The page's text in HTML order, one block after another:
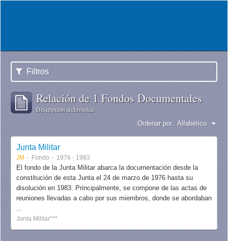
Filtros
Relación de 1 Fondos Documentales
Descripción archivística
Ordenar por: Alfabético
Junta Militar
JM Fondo 1976 - 1983
El fondo de la Junta Militar abarca la documentación desde la
constitución de esta Junta el 24 de marzo de 1976 hasta su
disolución en 1983. Principalmente, se compone de las actas de
reuniones llevadas a cabo por sus miembros, donde se abordaban
...
Junta Militar***